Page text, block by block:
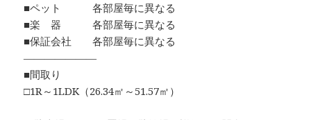
■ペット 各部屋毎に異なる
■楽 器 各部屋毎に異なる
■保証会社 各部屋毎に異なる
―――――――
■間取り
□1R～1LDK（26.34㎡～51.57㎡）